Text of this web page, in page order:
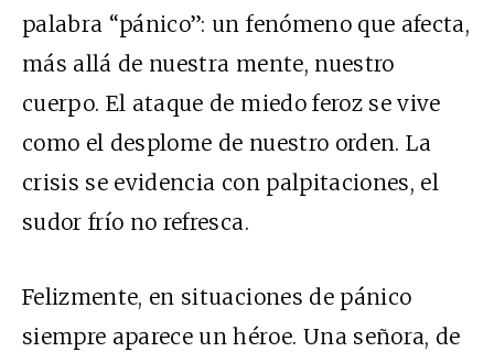
palabra “pánico”: un fenómeno que afecta,
más allá de nuestra mente, nuestro
cuerpo. El ataque de miedo feroz se vive
como el desplome de nuestro orden. La
crisis se evidencia con palpitaciones, el
sudor frío no refresca.
Felizmente, en situaciones de pánico
siempre aparece un héroe. Una señora, de